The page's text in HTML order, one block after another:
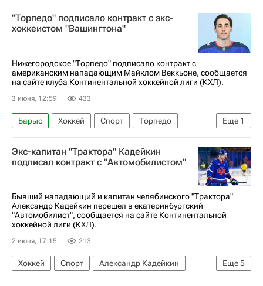
Национальная хоккейная лига (НХЛ)
Чикаго Блэкхокс
Канада Спорт
"Торпедо" подписало контракт с экс-
хоккеистом "Вашингтона"
Нижегородское "Торпедо" подписало контракт с
американским нападающим Майклом Веккьоне, сообщается
на сайте клуба Континентальной хоккейной лиги (КХЛ).
3 июня, 12:59 433
Еще 1
Барыс Хоккей Спорт
Торпедо
КХЛ 2025-2026
Экс-капитан "Трактора" Кадейкин
подписал контракт с "Автомобилистом"
Бывший нападающий и капитан челябинского "Трактора"
Александр Кадейкин перешел в екатеринбургский
"Автомобилист", сообщается на сайте Континентальной
хоккейной лиги (КХЛ).
2 июня, 17:15 213
Еще5
Хоккей Спорт
Александр Кадейкин
Трактор
Автомобилист
Атлант